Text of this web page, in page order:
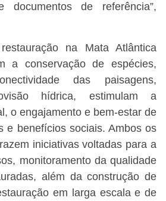
documentos de referência”,
na Mata Atlântica
a conservação de espécies,
das paisagens,
hídrica, estimulam a
o engajamento e bem-estar de
e benefícios sociais. Ambos os
iniciativas voltadas para a
monitoramento da qualidade
além da construção de
em larga escala e de